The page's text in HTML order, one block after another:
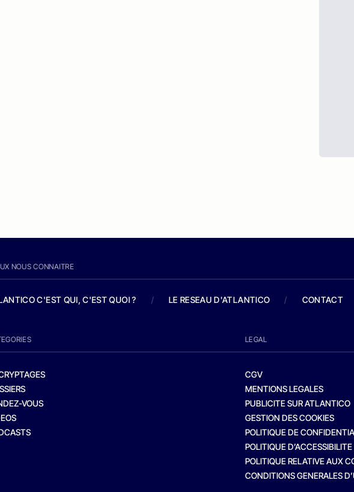
NOUS CONNAITRE
C'EST QUI, C'EST QUOI ? / LE RESEAU D'ATLANTICO / CONTACT
VOUS
LEGAL
CGV
MENTIONS LEGALES
PUBLICITE SUR ATLANTICO
GESTION DES COOKIES
POLITIQUE DE
POLITIQUE D’ACCESSIBILITE
POLITIQUE RELATIVE AUX
CONDITIONS GENERALES